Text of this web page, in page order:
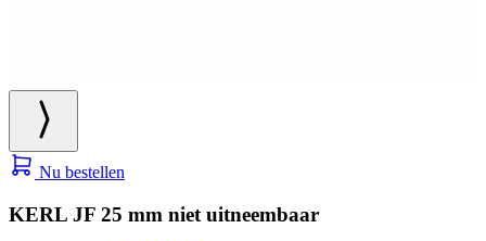
Nu bestellen
KERL JF 25 mm niet uitneembaar